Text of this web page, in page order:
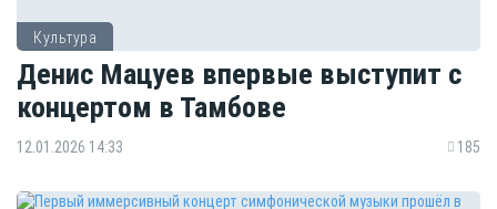
Культура
Денис Мацуев впервые выступит с
концертом в Тамбове
12.01.2026 14:33 185